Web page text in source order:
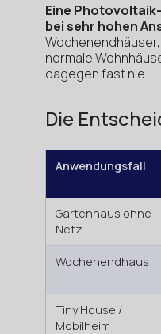
Eine
bei sehr hohen
normale
dagegen fast nie.
Die
Anwendungsfall
Gartenhaus ohne
Netz
Wochenendhaus
Tiny House /
Mobilheim